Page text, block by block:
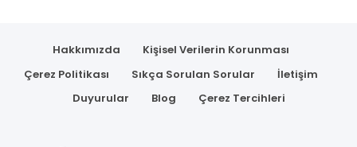
Hakkımızda
Kişisel Verilerin Korunması
Çerez Politikası
Sıkça Sorulan Sorular
İletişim
Duyurular
Blog Çerez Tercihleri